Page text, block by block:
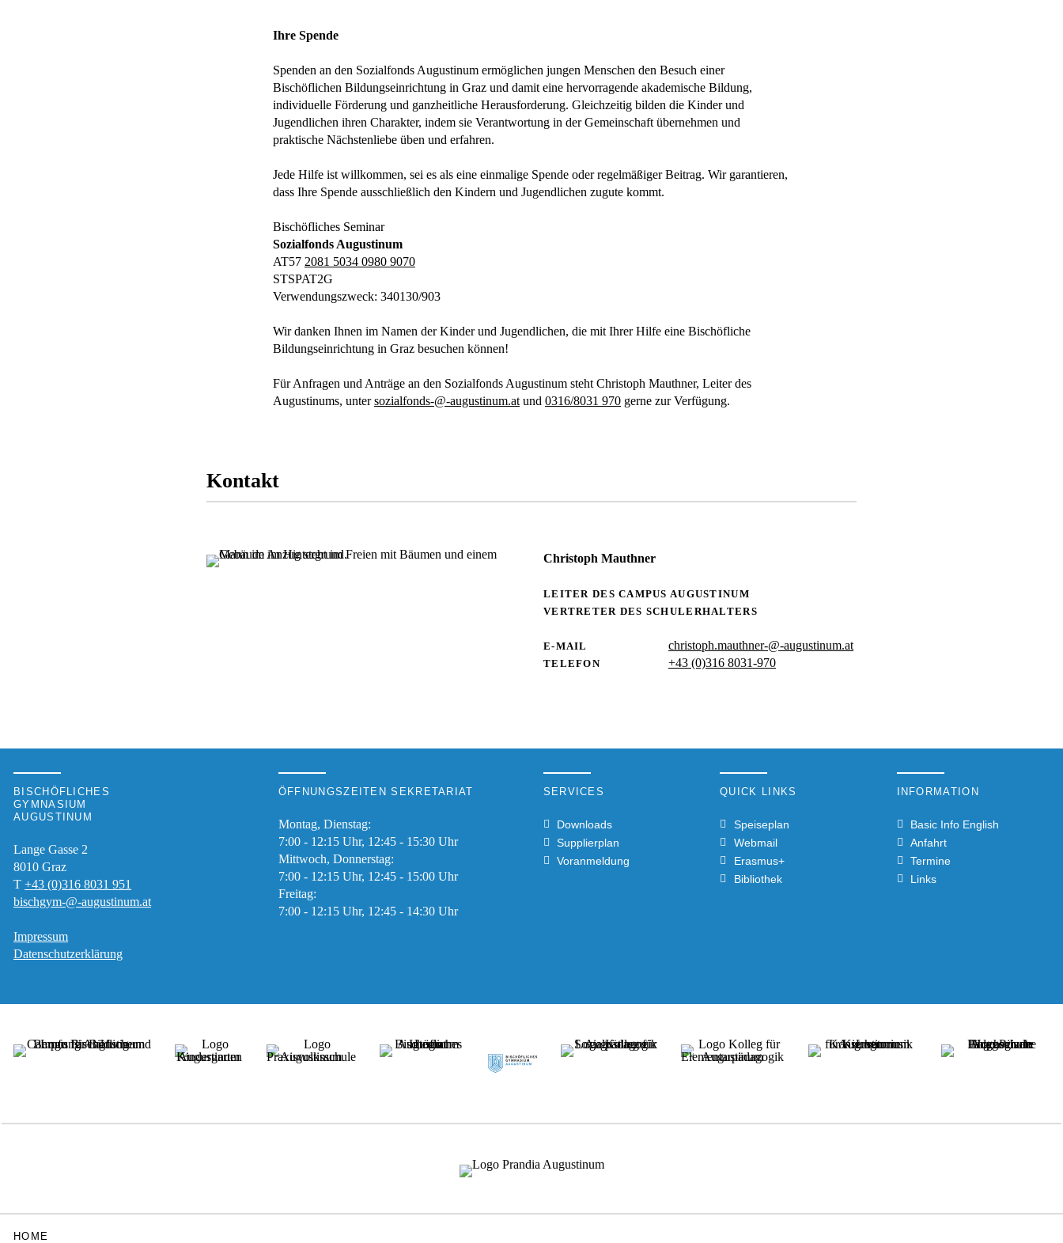
Ihre Spende
Spenden an den Sozialfonds Augustinum ermöglichen jungen Menschen den Besuch einer
Bischöflichen Bildungseinrichtung in Graz und damit eine hervorragende akademische Bildung,
individuelle Förderung und ganzheitliche Herausforderung. Gleichzeitig bilden die Kinder und
Jugendlichen ihren Charakter, indem sie Verantwortung in der Gemeinschaft übernehmen und
praktische Nächstenliebe üben und erfahren.
Jede Hilfe ist willkommen, sei es als eine einmalige Spende oder regelmäßiger Beitrag. Wir garantieren,
dass Ihre Spende ausschließlich den Kindern und Jugendlichen zugute kommt.
Bischöfliches Seminar
Sozialfonds Augustinum
AT57 2081 5034 0980 9070
STSPAT2G
Verwendungszweck: 340130/903
Wir danken Ihnen im Namen der Kinder und Jugendlichen, die mit Ihrer Hilfe eine Bischöfliche
Bildungseinrichtung in Graz besuchen können!
Für Anfragen und Anträge an den Sozialfonds Augustinum steht Christoph Mauthner, Leiter des
Augustinums, untersozialfonds-@-augustinum.at und 0316/8031 970 gerne zur Verfügung.
Kontakt
Christoph Mauthner
LEITER DES CAMPUS AUGUSTINUM
VERTRETER DES SCHULERHALTERS
E-MAIL christoph.mauthner-@-augustinum.at
TELEFON +43 (0)316 8031-970
BISCHÖFLICHES
GYMNASIUM
AUGUSTINUM
Lange Gasse 2
8010 Graz
T +43 (0)316 8031 951
bischgym-@-augustinum.at
Impressum
Datenschutzerklärung
ÖFFNUNGSZEITEN SEKRETARIAT
Montag, Dienstag:
7:00 - 12:15 Uhr, 12:45 - 15:30 Uhr
Mittwoch, Donnerstag:
7:00 - 12:15 Uhr, 12:45 - 15:00 Uhr
Freitag:
7:00 - 12:15 Uhr, 12:45 - 14:30 Uhr
SERVICES
Downloads
Supplierplan
Voranmeldung
QUICK LINKS
Speiseplan
Webmail
Erasmus+
Bibliothek
INFORMATION
Basic Info English
Anfahrt
Termine
Links
HOME